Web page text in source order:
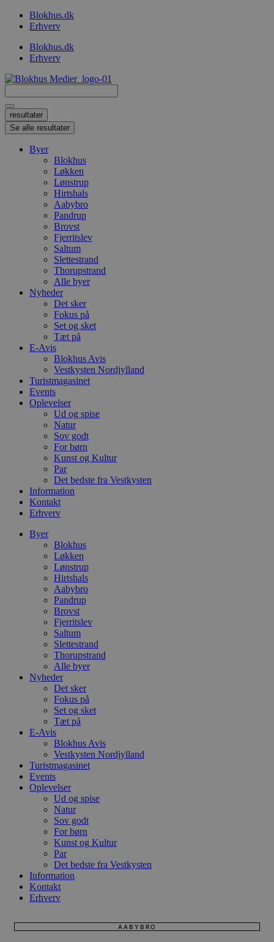
VidereBlokhus.dk
Erhverv
Blokhus.dk
Erhverv
...
resultater
Se alle resultater
Byer
Blokhus
Løkken
Lønstrup
Hirtshals
Aabybro
Pandrup
Brovst
Fjerritslev
Saltum
Slettestrand
Thorupstrand
Alle byer
Nyheder
Det sker
Fokus på
Set og sket
Tæt på
E-Avis
Blokhus Avis
Vestkysten Nordjylland
Turistmagasinet
Events
Oplevelser
Ud og spise
Natur
Sov godt
For børn
Kunst og Kultur
Par
Det bedste fra Vestkysten
Information
Kontakt
Erhverv
Byer
Blokhus
Løkken
Lønstrup
Hirtshals
Aabybro
Pandrup
Brovst
Fjerritslev
Saltum
Slettestrand
Thorupstrand
Alle byer
Nyheder
Det sker
Fokus på
Set og sket
Tæt på
E-Avis
Blokhus Avis
Vestkysten Nordjylland
Turistmagasinet
Events
Oplevelser
Ud og spise
Natur
Sov godt
For børn
Kunst og Kultur
Par
Det bedste fra Vestkysten
Information
Kontakt
Erhverv
AABYBRO